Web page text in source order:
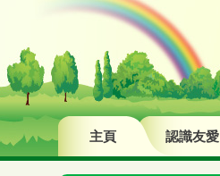
主頁 認識友愛